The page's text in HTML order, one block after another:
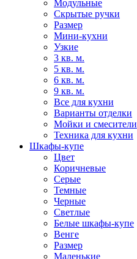
Модульные
Скрытые ручки
Размер
Мини-кухни
Узкие
3 кв. м.
5 кв. м.
6 кв. м.
9 кв. м.
Все для кухни
Варианты отделки
Мойки и смесители
Техника для кухни
Шкафы-купе
Цвет
Коричневые
Серые
Темные
Черные
Светлые
Белые шкафы-купе
Венге
Размер
Маленькие